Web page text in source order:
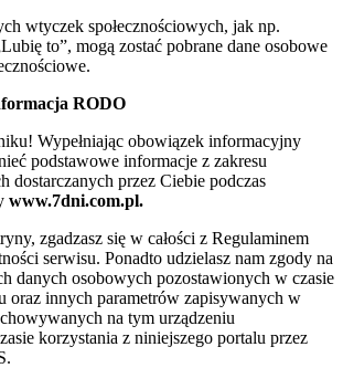
wtyczek społecznościowych, jak np.
to”, mogą zostać pobrane dane osobowe
RODO
Wypełniając obowiązek informacyjny
podstawowe informacje z zakresu
dostarczanych przez Ciebie podczas
www.7dni.com.pl.
zgadzasz się w całości z Regulaminem
serwisu. Ponadto udzielasz nam zgody na
danych osobowych pozostawionych w czasie
oraz innych parametrów zapisywanych w
na tym urządzeniu
korzystania z niniejszego portalu przez